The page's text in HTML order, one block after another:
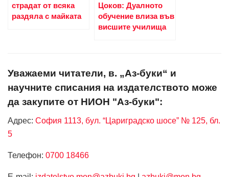
страдат от всяка
раздяла с майката
Цоков: Дуалното
обучение влиза във
висшите училища
Уважаеми читатели, в. „Аз-буки“ и
научните списания на издателството може
да закупите от НИОН "Аз-буки":
Адрес: София 1113, бул. “Цариградско шосе” № 125, бл.
5
Телефон: 0700 18466